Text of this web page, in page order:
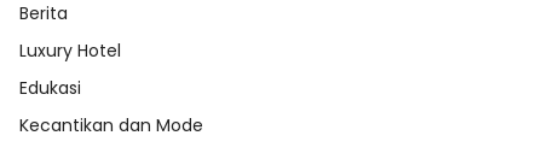
Berita
Luxury Hotel
Edukasi
Kecantikan dan Mode